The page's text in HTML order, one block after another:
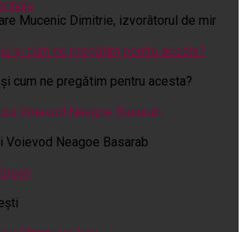
Mucenic Dimitrie, izvorâtorul de mir
cum ne pregătim pentru acesta?
Voievod Neagoe Basarab